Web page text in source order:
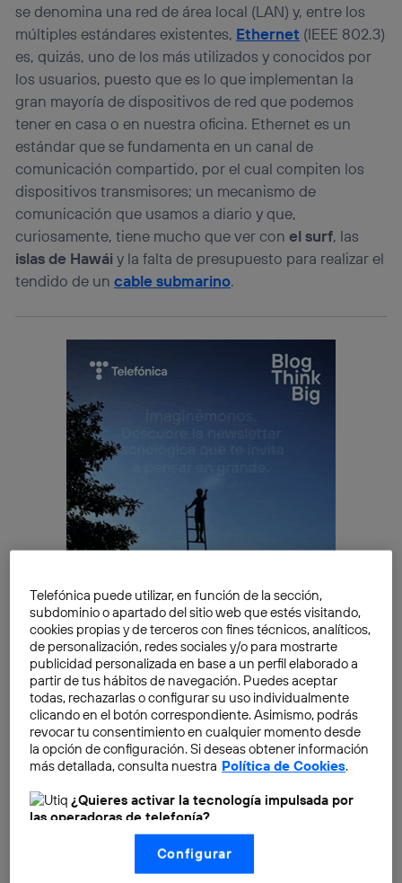
se denomina una red de área local (LAN) y, entre los
múltiples estándares existentes, Ethernet (IEEE 802.3)
es, quizás, uno de los más utilizados y conocidos por
los usuarios, puesto que es lo que implementan la
gran mayoría de dispositivos de red que podemos
tener en casa o en nuestra oficina. Ethernet es un
estándar que se fundamenta en un canal de
comunicación compartido, por el cual compiten los
dispositivos transmisores; un mecanismo de
comunicación que usamos a diario y que,
curiosamente, tiene mucho que ver conel surf, las
islas de Hawái y la falta de presupuesto para realizar el
tendido de uncable submarino.
Norman Abramson y Hawái
Llama la atención que un estándar tan extendido y tan
importante como Ethernet tenga su origen en una
decisión relacionada con las playas de Hawái y las
ganas de hacer surf de un ingeniero llamadoNorman
Telefónica puede utilizar, en función de la sección,
subdominio o apartado del sitio web que estés visitando,
cookies propias y de terceros con fines técnicos, analíticos,
de personalización, redes sociales y/o para mostrarte
publicidad personalizada en base a un perfil elaborado a
partir de tus hábitos de navegación. Puedes aceptar
todas, rechazarlas o configurar su uso individualmente
clicando en el botón correspondiente. Asimismo, podrás
revocar tu consentimiento en cualquier momento desde
la opción de configuración. Si deseas obtener información
más detallada, consulta nuestra Política de Cookies.
¿Quieres activar la tecnología impulsada por
las operadoras de telefonía?
Nosotros, Telefónica S.A., utilizamos la tecnología Utiq para
realizar nuestras acciones de marketing digital o análisis
(como se describe en este aviso de consentimiento)
Configurar